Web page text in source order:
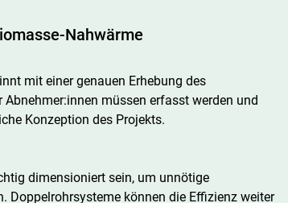
Nahwärme
mit einer genauen Erhebung des
müssen erfasst werden und
Konzeption des Projekts.
dimensioniert sein, um unnötige
Doppelrohrsysteme können die Effizienz weiter